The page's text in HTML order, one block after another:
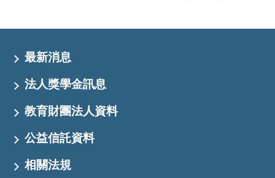
最新消息
法人獎學金訊息
教育財團法人資料
公益信託資料
相關法規